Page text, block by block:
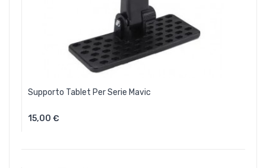
Supporto Tablet Per Serie Mavic
15,00 €